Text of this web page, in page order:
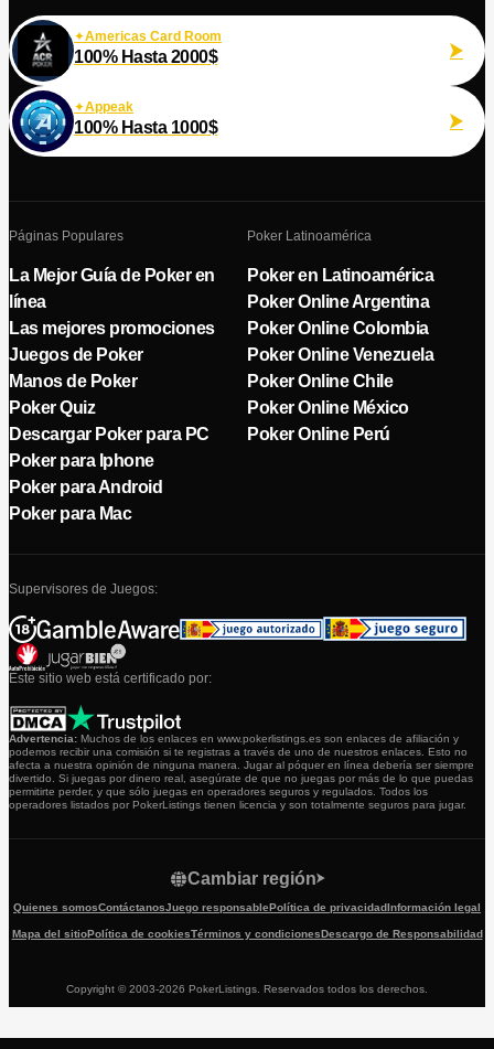
Americas Card Room
100% Hasta 2000$
Appeak
100% Hasta 1000$
Páginas Populares
La Mejor Guía de Poker en
línea
Las mejores promociones
Juegos de Poker
Manos de Poker
Poker Quiz
Descargar Poker para PC
Poker para Iphone
Poker para Android
Poker para Mac
Poker Latinoamérica
Poker en Latinoamérica
Poker Online Argentina
Poker Online Colombia
Poker Online Venezuela
Poker Online Chile
Poker Online México
Poker Online Perú
Supervisores de Juegos:
Este sitio web está certificado por:
Advertencia: Muchos de los enlaces en www.pokerlistings.es son enlaces de afiliación y
podemos recibir una comisión si te registras a través de uno de nuestros enlaces. Esto no
afecta a nuestra opinión de ninguna manera. Jugar al póquer en línea debería ser siempre
divertido. Si juegas por dinero real, asegúrate de que no juegas por más de lo que puedas
permitirte perder, y que sólo juegas en operadores seguros y regulados. Todos los
operadores listados por PokerListings tienen licencia y son totalmente seguros para jugar.
Quienes somosContáctanosJuego responsablePolítica de privacidadInformación legal
Mapa del sitioPolítica de cookiesTérminos y condicionesDescargo de Responsabilidad
Cambiar región
Copyright © 2003-2026 PokerListings. Reservados todos los derechos.